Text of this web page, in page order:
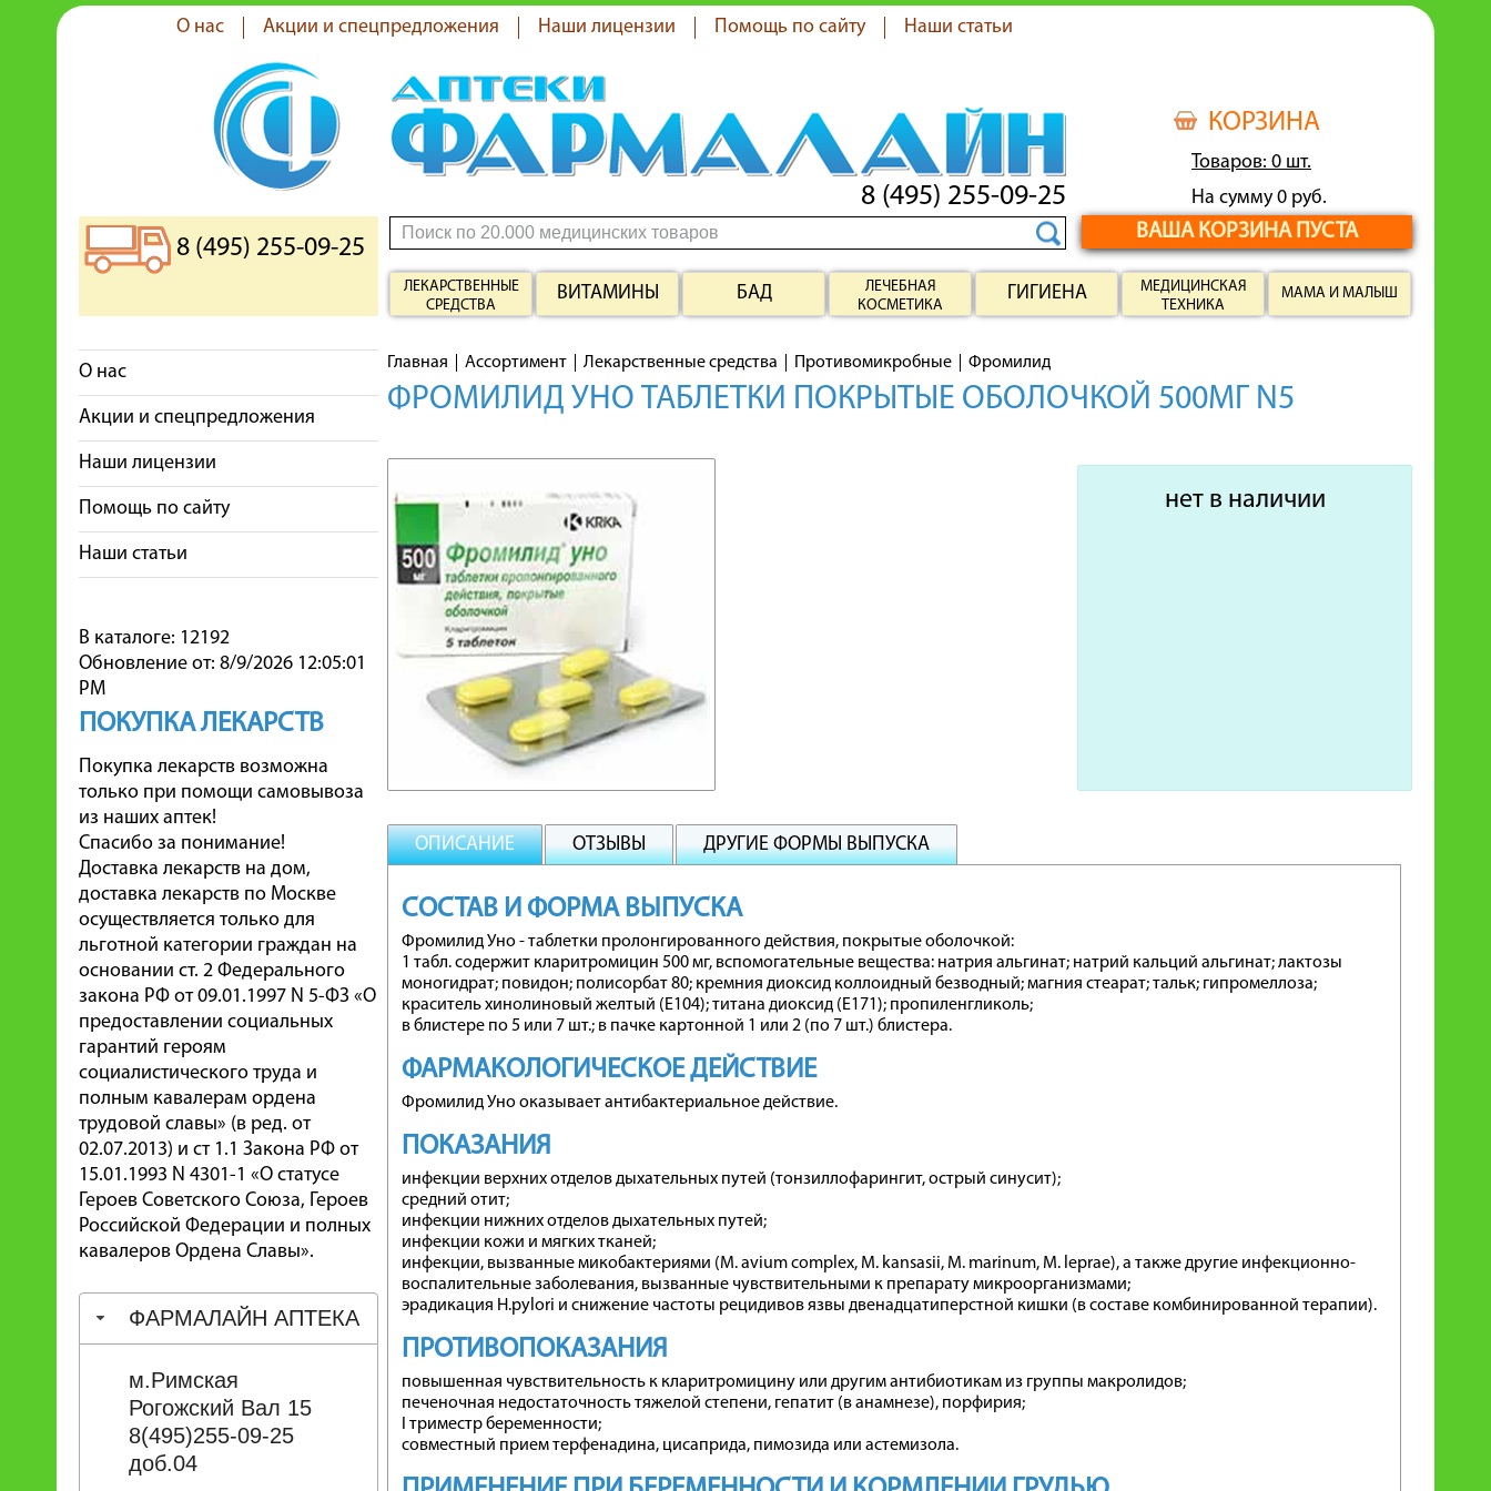
О нас Акции и спецпредложения Наши лицензии Помощь по сайту Наши статьи
КОРЗИНА
Товаров: 0 шт.
На сумму 0 руб.
ВАША КОРЗИНА ПУСТА
8 (495) 255-09-25
8 (495) 255-09-25
ЛЕКАРСТВЕННЫЕ
СРЕДСТВА
ВИТАМИНЫ БАД
ЛЕЧЕБНАЯ
КОСМЕТИКА
ГИГИЕНА
МЕДИЦИНСКАЯ
ТЕХНИКА
МАМА И МАЛЫШ
О нас
Акции и спецпредложения
Наши лицензии
Помощь по сайту
Наши статьи
В каталоге: 12192
Обновление от: 8/9/2026 12:05:01
PM
ПОКУПКА ЛЕКАРСТВ
Покупка лекарств возможна
только при помощи самовывоза
из наших аптек!
Спасибо за понимание!
Доставка лекарств на дом,
доставка лекарств по Москве
осуществляется только для
льготной категории граждан на
основании ст. 2 Федерального
закона РФ от 09.01.1997 N 5-ФЗ «О
предоставлении социальных
гарантий героям
социалистического труда и
полным кавалерам ордена
трудовой славы» (в ред. от
02.07.2013) и ст 1.1 Закона РФ от
15.01.1993 N 4301-1 «О статусе
Героев Советского Союза, Героев
Российской Федерации и полных
кавалеров Ордена Славы».
ФАРМАЛАЙН АПТЕКА
м.Римская
Рогожский Вал 15
8(495)255-09-25
доб.04
Главная Ассортимент Лекарственные средства Противомикробные Фромилид
ФРОМИЛИД УНО ТАБЛЕТКИ ПОКРЫТЫЕ ОБОЛОЧКОЙ 500МГ N5
нет в наличии
ОПИСАНИЕ ОТЗЫВЫ ДРУГИЕ ФОРМЫ ВЫПУСКА
СОСТАВ И ФОРМА ВЫПУСКА
Фромилид Уно - таблетки пролонгированного действия, покрытые оболочкой:
1 табл. содержит кларитромицин 500 мг, вспомогательные вещества: натрия альгинат; натрий кальций альгинат; лактозы
моногидрат; повидон; полисорбат 80; кремния диоксид коллоидный безводный; магния стеарат; тальк; гипромеллоза;
краситель хинолиновый желтый (Е104); титана диоксид (Е171); пропиленгликоль;
в блистере по 5 или 7 шт.; в пачке картонной 1 или 2 (по 7 шт.) блистера.
ФАРМАКОЛОГИЧЕСКОЕ ДЕЙСТВИЕ
Фромилид Уно оказывает антибактериальное действие.
ПОКАЗАНИЯ
инфекции верхних отделов дыхательных путей (тонзиллофарингит, острый синусит);
средний отит;
инфекции нижних отделов дыхательных путей;
инфекции кожи и мягких тканей;
инфекции, вызванные микобактериями (М. avium complex, M. kansasii, M. marinum, M. leprae), а также другие инфекционно-
воспалительные заболевания, вызванные чувствительными к препарату микроорганизмами;
эрадикация H.pylori и снижение частоты рецидивов язвы двенадцатиперстной кишки (в составе комбинированной терапии).
ПРОТИВОПОКАЗАНИЯ
повышенная чувствительность к кларитромицину или другим антибиотикам из группы макролидов;
печеночная недостаточность тяжелой степени, гепатит (в анамнезе), порфирия;
I триместр беременности;
совместный прием терфенадина, цисаприда, пимозида или астемизола.